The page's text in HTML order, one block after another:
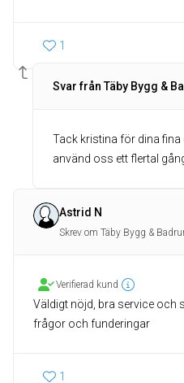
1
Svar från Täby Bygg &
Tack kristina för dina fina
använd oss ett flertal
Astrid N
Skrev om Täby Bygg &
Verifierad kund
Väldigt nöjd, bra service och
frågor och funderingar
1